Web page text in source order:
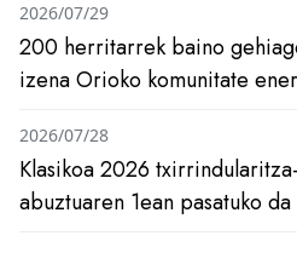
200 herritarrek baino
izena Orioko komunitate
2026/07/29
Klasikoa 2026
abuztuaren 1ean pasatuko
2026/07/28